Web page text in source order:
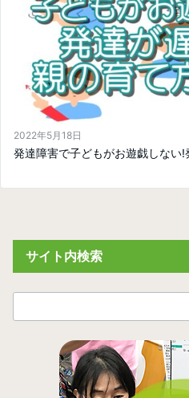
2022年5月18日
発達障害で子どもがお遊戯しない
サイト内検索